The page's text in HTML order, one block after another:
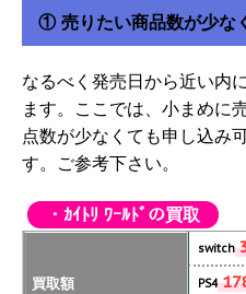
① 売りたい商品数が少な
なるべく発売日から近い内
ます。ここでは、小まめに
点数が少なくても申し込み
す。ご参考下さい。
・ｶｲﾄﾘ ﾜｰﾙﾄﾞの買取
買取額
switch
PS4